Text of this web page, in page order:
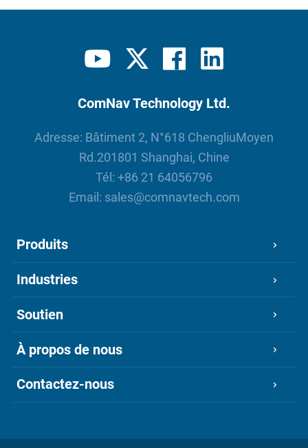
ComNav Technology Ltd.
Adresse: Bâtiment 2, N°618 ChengliuMoyen
Rd.201801 Shanghai, Chine
Tél: +86 21 64056796
Email: sales@comnavtech.com
Produits
Industries
Soutien
À propos de nous
Contactez-nous